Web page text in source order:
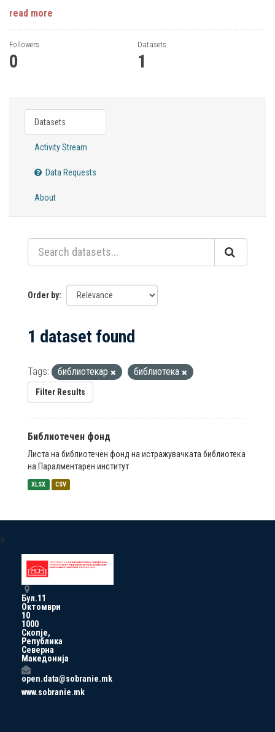
read more
Followers
0
Datasets
1
Datasets
Activity Stream
Data Requests
About
Order by
1 dataset found
Tags: библиотекар библиотека
Filter Results
Библиотечен фонд
Листа на библиотечен фонд на истражувачката библиотека
на Паралментарен институт
XLSX CSV
a
Бул.11
Октомври
10
1000
Скопје,
Република
Северна
Македонија
open.data@sobranie.mk
www.sobranie.mk